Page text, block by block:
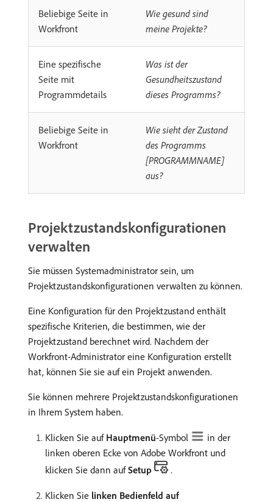
Beliebige Seite in
Workfront
Wie gesund sind
meine Projekte?
Eine spezifische
Seite mit
Programmdetails
Was ist der
Gesundheitszustand
dieses Programms?
Beliebige Seite in
Workfront
Wie sieht der Zustand
des Programms
[PROGRAMMNAME]
aus?
Projektzustandskonfigurationen
verwalten
Sie müssen Systemadministrator sein, um
Projektzustandskonfigurationen verwalten zu können.
Eine Konfiguration für den Projektzustand enthält
spezifische Kriterien, die bestimmen, wie der
Projektzustand berechnet wird. Nachdem der
Workfront-Administrator eine Konfiguration erstellt
hat, können Sie sie auf ein Projekt anwenden.
Sie können mehrere Projektzustandskonfigurationen
in Ihrem System haben.
Klicken Sie auf Hauptmenü-Symbol
in der
linken oberen Ecke von Adobe Workfront und
klicken Sie dann aufSetup .
Klicken Sie linken Bedienfeld auf